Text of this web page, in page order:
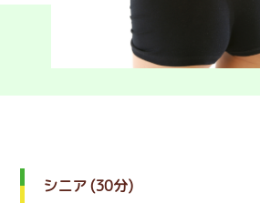
シニア (30分)